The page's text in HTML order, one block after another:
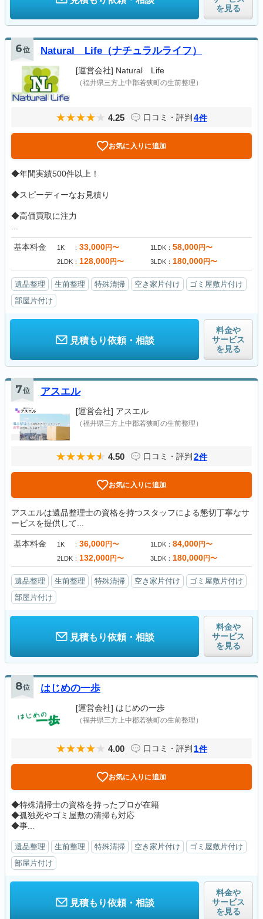
を見る
6位 Natural Life（ナチュラルライフ）
[運営会社] Natural Life
（福井県三方上中郡若狭町の生前整理）
4.25 口コミ・評判 4件
お気に入りに追加
◆年間実績500件以上！
◆スピーディーなお見積り
◆高価買取に注力
基本料金 1K 33,000円〜 1LDK 58,000円〜
2LDK 128,000円〜 3LDK 180,000円〜
遺品整理 生前整理 特殊清掃 空き家片付け
ゴミ屋敷片付け
部屋片付け
見積もり依頼・相談
料金や
サービス
を見る
7位 アスエル
[運営会社] アスエル
（福井県三方上中郡若狭町の生前整理）
4.50 口コミ・評判 2件
お気に入りに追加
アスエルは遺品整理士の資格を持つスタッフによる懇切丁寧なサ
ービスを提供して...
基本料金 1K 36,000円〜 1LDK 84,000円〜
2LDK 132,000円〜 3LDK 180,000円〜
遺品整理 生前整理 特殊清掃 空き家片付け
ゴミ屋敷片付け
部屋片付け
見積もり依頼・相談
料金や
サービス
を見る
8位 はじめの一歩
[運営会社] はじめの一歩
（福井県三方上中郡若狭町の生前整理）
4.00 口コミ・評判 1件
お気に入りに追加
◆特殊清掃士の資格を持ったプロが在籍
◆孤独死やゴミ屋敷の清掃も対応
◆事...
遺品整理 生前整理 特殊清掃 空き家片付け
ゴミ屋敷片付け
部屋片付け
見積もり依頼・相談
料金や
サービス
を見る